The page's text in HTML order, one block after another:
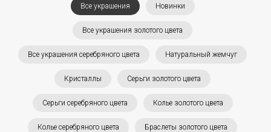
Все украшения Новинки
Все украшения золотого цвета
Все украшения серебряного цвета Натуральный жемчуг
Кристаллы Серьги золотого цвета
Серьги серебряного цвета Колье золотого цвета
Колье серебряного цвета Браслеты золотого цвета